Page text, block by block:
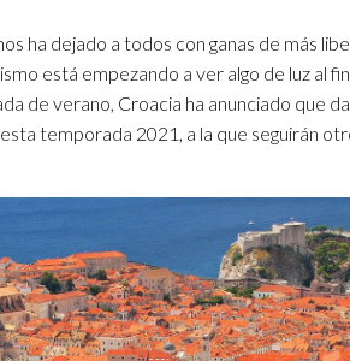
ha dejado a todos con ganas de más
está empezando a ver algo de luz al
de verano, Croacia ha anunciado que
temporada 2021, a la que seguirán